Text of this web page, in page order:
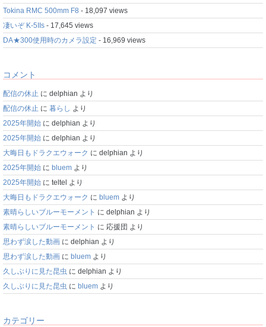
Tokina RMC 500mm F8 - 18,097 views
凄いぞ K-5IIs - 17,645 views
DA★300使用時のカメラ設定 - 16,969 views
コメント
配信の休止 に delphian より
配信の休止 に 暮らし より
2025年開始 に delphian より
2025年開始 に delphian より
大晦日もドラクエウォーク に delphian より
2025年開始 に bluem より
2025年開始 に teltel より
大晦日もドラクエウォーク に bluem より
素晴らしいブルーモーメント に delphian より
素晴らしいブルーモーメント に 応援団 より
思わず涙した動画 に delphian より
思わず涙した動画 に bluem より
久しぶりに見た昆虫 に delphian より
久しぶりに見た昆虫 に bluem より
カテゴリー